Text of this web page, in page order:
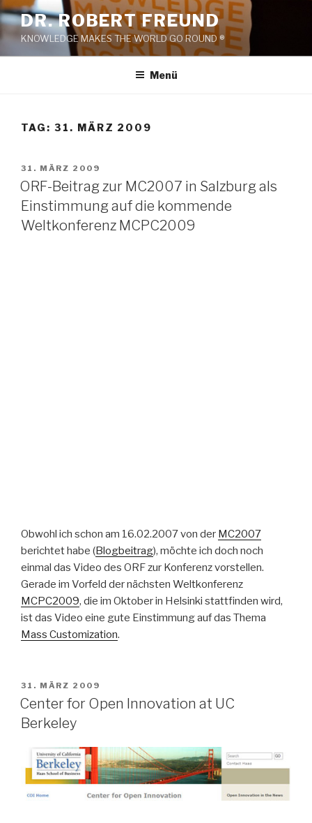
Zum
Inhalt
springen
DR. ROBERT FREUND
KNOWLEDGE MAKES THE WORLD GO ROUND ®
Menü
TAG: 31. MÄRZ 2009
VERÖFFENTLICHT
AM
31. MÄRZ 2009
ORF-Beitrag zur MC2007 in Salzburg als
Einstimmung auf die kommende
Weltkonferenz MCPC2009
Obwohl ich schon am 16.02.2007 von der MC2007
berichtet habe (Blogbeitrag), möchte ich doch noch
einmal das Video des ORF zur Konferenz vorstellen.
Gerade im Vorfeld der nächsten Weltkonferenz
MCPC2009, die im Oktober in Helsinki stattfinden wird,
ist das Video eine gute Einstimmung auf das Thema
Mass Customization.
VERÖFFENTLICHT
AM
31. MÄRZ 2009
Center for Open Innovation at UC
Berkeley